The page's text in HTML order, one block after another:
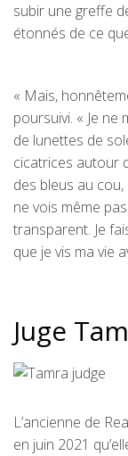
subir une greffe
étonnés de ce
« Mais,
poursuivi. « Je ne
de lunettes de
cicatrices autour
des bleus au
ne vois même
transparent. Je
que je vis ma vie
Juge
L’ancienne de
en juin 2021